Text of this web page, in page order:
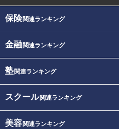
保険関連ランキング
金融関連ランキング
塾関連ランキング
スクール関連ランキング
美容関連ランキング